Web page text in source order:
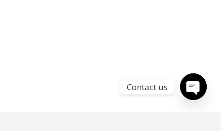
Contact us